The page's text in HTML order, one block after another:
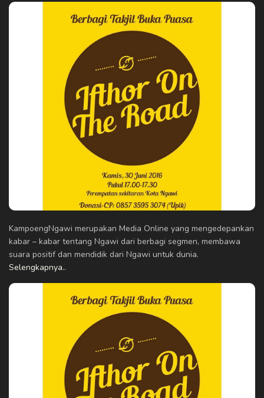
KampoengNgawi merupakan Media Online yang mengedepankan
kabar – kabar tentang Ngawi dari berbagi segmen, membawa
suara positif dan mendidik dari Ngawi untuk dunia.
Selengkapnya..